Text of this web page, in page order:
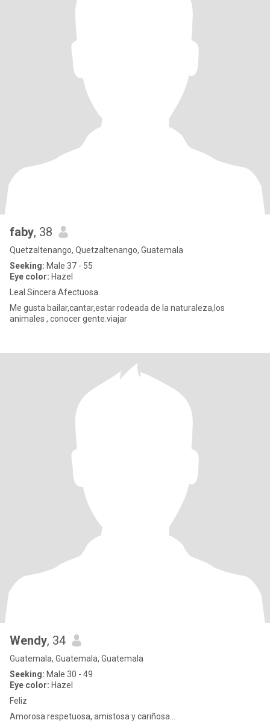
faby, 38
Quetzaltenango, Quetzaltenango, Guatemala
Seeking: Male 37 - 55
Eye color: Hazel
Leal.Sincera.Afectuosa.
Me gusta bailar,cantar,estar rodeada de la naturaleza,los
animales , conocer gente.viajar
Wendy, 34
Guatemala, Guatemala, Guatemala
Seeking: Male 30 - 49
Eye color: Hazel
Feliz
Amorosa respetuosa, amistosa y cariñosa...